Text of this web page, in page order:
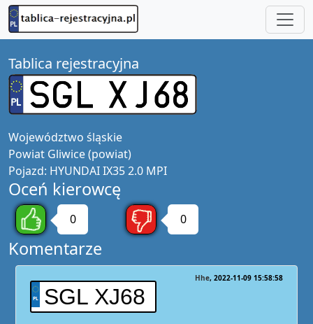
Tablica rejestracyjna
Województwo śląskie
Powiat Gliwice (powiat)
Pojazd: HYUNDAI IX35 2.0 MPI
Oceń kierowcę
0 0
Komentarze
SGL XJ68
Hhe 2022-11-09 15:58:58